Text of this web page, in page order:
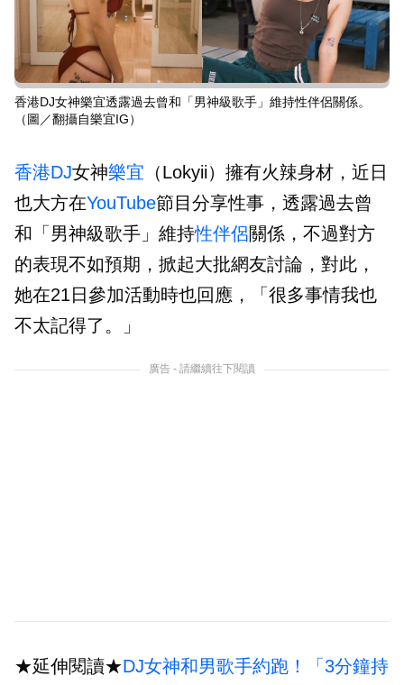
香港DJ女神樂宜透露過去曾和「男神級歌手」維持性伴侶關係。
（圖／翻攝自樂宜IG）
香港DJ女神樂宜 （Lokyii）擁有火辣身材，近日
也大方在YouTube節目分享性事，透露過去曾
和「男神級歌手」維持性伴侶關係，不過對方
的表現不如預期，掀起大批網友討論，對此，
她在21日參加活動時也回應，「很多事情我也
不太記得了。」
廣告 - 請繼續往下閱讀
★延伸閱讀★DJ女神和男歌手約跑！「3分鐘持